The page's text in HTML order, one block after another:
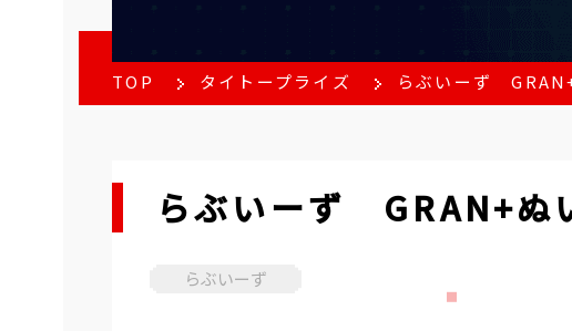
TOP タイトープライズ らぶいーず
らぶいーず GRAN+
らぶいーず